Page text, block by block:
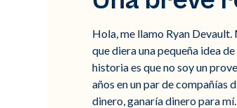
Hola, me llamo Ryan
que diera una pequeña idea
historia es que no soy un
años en un par de compañías
dinero, ganaría dinero para